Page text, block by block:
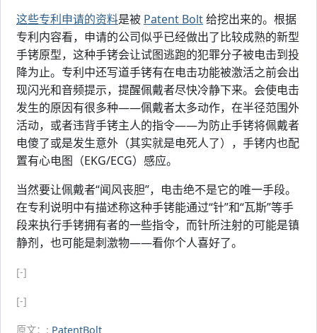
这些专利申请的资料是被 Patent Bolt给挖出来的。根据
专利内容看，申请的公司似乎已经做出了比较成熟的新型
手铐原型，这种手铐会让试图逃跑的犯罪分子被电击到投
降为止。专利中还写道手铐有在电击功能被激活之前会出
现闪光和音频提示，提醒佩戴者尽快冷静下来。会使电击
发生的原因有很多种——佩戴者太多动作，在半径范围外
活动，或者违背手铐主人的指令——为防止手铐将佩戴者
电傻了或是发生意外（其实就是电死人了），手铐内也配
置有心电图（EKG/ECG）感应。
当然要让佩戴者“闻风丧胆”，电击绝不是它的唯一手段。
在专利说明中有描述称这种手铐能通过“针”和“瓦斯”等手
段来执行手铐拥有者的一些指令，而针所注射的可能是镇
静剂，也可能是刺激物——看你个人喜好了。
[-]
[-]
原文：: PatentBolt